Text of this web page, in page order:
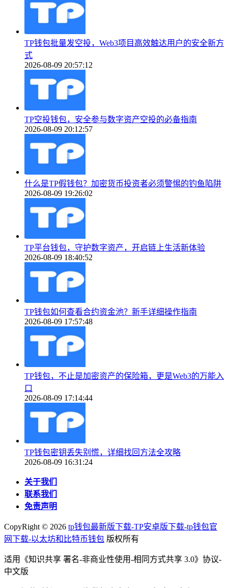
TP钱包批量发空投，Web3项目高效触达用户的安全新方
式
2026-08-09 20:57:12
TP空投钱包，安全参与数字资产空投的必备指南
2026-08-09 20:12:57
什么是TP假钱包？加密货币投资者必须警惕的钓鱼陷阱
2026-08-09 19:26:02
TP平台钱包，守护数字资产，开启链上生活新体验
2026-08-09 18:40:52
TP钱包如何查看合约资金池？新手详细操作指南
2026-08-09 17:57:48
TP钱包，不止是加密资产的保险箱，更是Web3的万能入
口
2026-08-09 17:14:44
TP钱包密钥丢失别慌，详细找回方法全攻略
2026-08-09 16:31:24
关于我们
联系我们
免责声明
CopyRight © 2026 tp钱包最新版下载-TP安卓版下载-tp钱包官
网下载-以太坊和比特币钱包 版权所有
适用《知识共享 署名-非商业性使用-相同方式共享 3.0》协议-
中文版